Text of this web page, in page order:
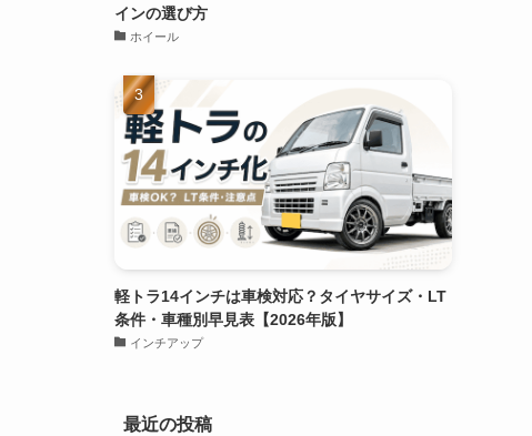
インの選び方
ホイール
軽トラ14インチは車検対応？タイヤサイズ・LT
条件・車種別早見表【2026年版】
インチアップ
最近の投稿